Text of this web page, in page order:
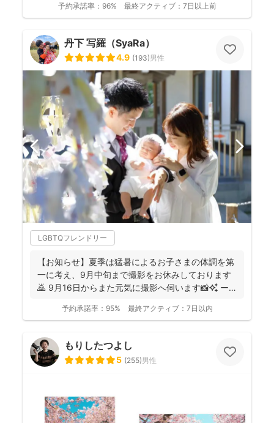
予約承諾率： 96% 最終アクティブ： 7日以上前
丹下 写羅（SyaRa）
4.9 (193)男性
LGBTQフレンドリー
【お知らせ】夏季は猛暑によるお子さまの体調を第
一に考え、9月中旬まで撮影をお休みしております
🙇 9月16日からまた元気に撮影へ伺います📸✨ ー
予約承諾率： 95% 最終アクティブ： 7日以内
もりしたつよし
5 (255)男性